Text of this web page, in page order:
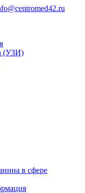
(УЗИ)
в сфере